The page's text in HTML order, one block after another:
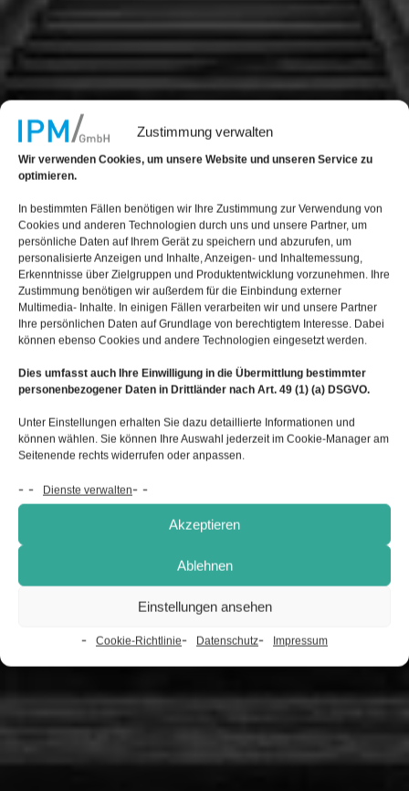
Zustimmung verwalten
Wir verwenden Cookies, um unsere Website und unseren Service zu
optimieren.
In bestimmten Fällen benötigen wir Ihre Zustimmung zur Verwendung von
Cookies und anderen Technologien durch uns und unsere Partner, um
persönliche Daten auf Ihrem Gerät zu speichern und abzurufen, um
personalisierte Anzeigen und Inhalte, Anzeigen- und Inhaltemessung,
Erkenntnisse über Zielgruppen und Produktentwicklung vorzunehmen. Ihre
Zustimmung benötigen wir außerdem für die Einbindung externer
Multimedia- Inhalte. In einigen Fällen verarbeiten wir und unsere Partner
Ihre persönlichen Daten auf Grundlage von berechtigtem Interesse. Dabei
können ebenso Cookies und andere Technologien eingesetzt werden.
Dies umfasst auch Ihre Einwilligung in die Übermittlung bestimmter
personenbezogener Daten in Drittländer nach Art. 49 (1) (a) DSGVO.
Unter Einstellungen erhalten Sie dazu detaillierte Informationen und
können wählen. Sie können Ihre Auswahl jederzeit im Cookie-Manager am
Seitenende rechts widerrufen oder anpassen.
Dienste verwalten
Akzeptieren
Ablehnen
Einstellungen ansehen
Cookie-Richtlinie Datenschutz Impressum